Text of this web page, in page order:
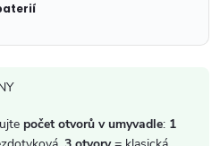
počet otvorů v umyvadle: 1